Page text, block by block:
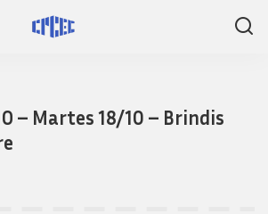
– Martes 18/10 – Brindis